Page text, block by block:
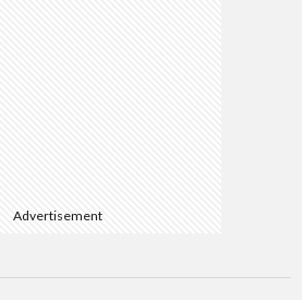
Advertisement